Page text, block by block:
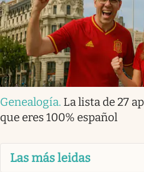
Genealogía. La lista de 27
que eres 100% español
Las más leidas